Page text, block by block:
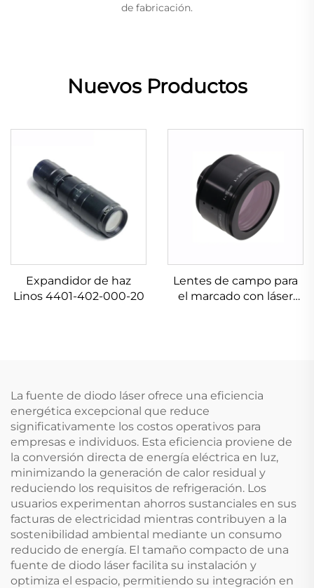
de fabricación.
Nuevos Productos
Expandidor de haz
Linos 4401-402-000-20
Lentes de campo para
el marcado con láser
La fuente de diodo láser ofrece una eficiencia
energética excepcional que reduce
significativamente los costos operativos para
empresas e individuos. Esta eficiencia proviene de
la conversión directa de energía eléctrica en luz,
minimizando la generación de calor residual y
reduciendo los requisitos de refrigeración. Los
usuarios experimentan ahorros sustanciales en sus
facturas de electricidad mientras contribuyen a la
sostenibilidad ambiental mediante un consumo
reducido de energía. El tamaño compacto de una
fuente de diodo láser facilita su instalación y
optimiza el espacio, permitiendo su integración en